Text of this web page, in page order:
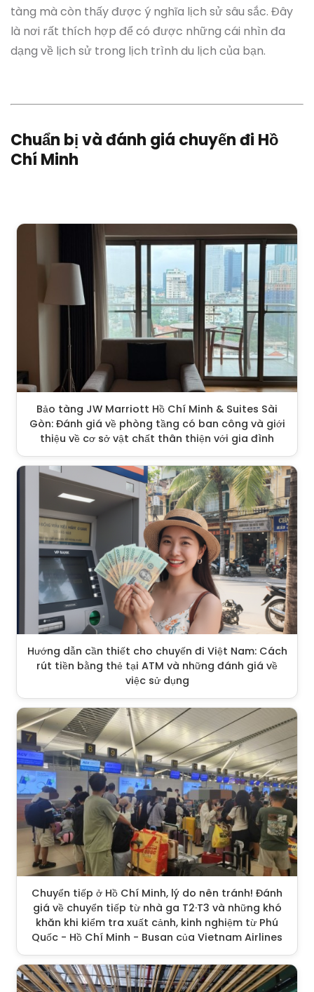
tàng mà còn thấy được ý nghĩa lịch sử sâu sắc. Đây
là nơi rất thích hợp để có được những cái nhìn đa
dạng về lịch sử trong lịch trình du lịch của bạn.
Chuẩn bị và đánh giá chuyến đi Hồ
Chí Minh
Bảo tàng JW Marriott Hồ Chí Minh & Suites Sài
Gòn: Đánh giá về phòng tầng có ban công và giới
thiệu về cơ sở vật chất thân thiện với gia đình
Hướng dẫn cần thiết cho chuyến đi Việt Nam: Cách
rút tiền bằng thẻ tại ATM và những đánh giá về
việc sử dụng
Chuyển tiếp ở Hồ Chí Minh, lý do nên tránh! Đánh
giá về chuyển tiếp từ nhà ga T2·T3 và những khó
khăn khi kiểm tra xuất cảnh, kinh nghiệm từ Phú
Quốc - Hồ Chí Minh - Busan của Vietnam Airlines